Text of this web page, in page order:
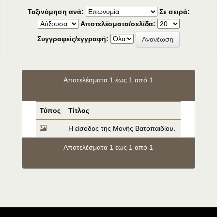
Ταξινόμηση ανά:
Σε σειρά:
Αποτελέσματα/σελίδα:
Συγγραφείς/εγγραφή:
Αποτελέσματα 1 έως 1 από 1
Τύπος Τίτλος
Η είσοδος της Μονής Βατοπαιδίου.
Αποτελέσματα 1 έως 1 από 1